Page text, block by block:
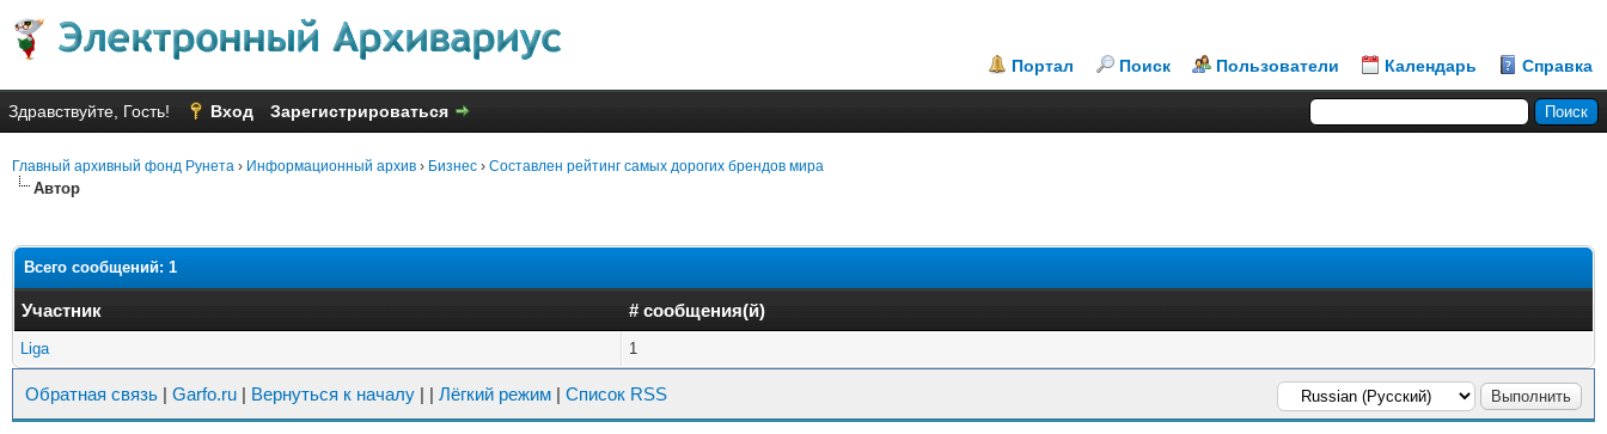
Портал Поиск Пользователи Календарь Справка
Здравствуйте, Гость! Вход Зарегистрироваться
Главный архивный фонд Рунета › Информационный архив › Бизнес › Составлен рейтинг самых дорогих брендов мира
Автор
Всего сообщений: 1
Участник # сообщения(й)
Liga 1
Обратная связь | Garfo.ru | Вернуться к началу | | Лёгкий режим | Список RSS